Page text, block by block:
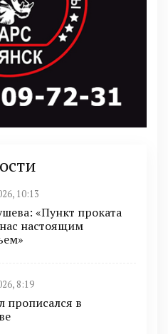
10:13
«Пункт проката
настоящим
8:19
прописался в